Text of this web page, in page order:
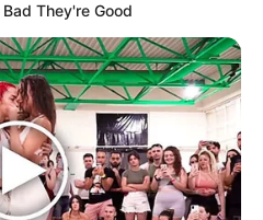
They're Good